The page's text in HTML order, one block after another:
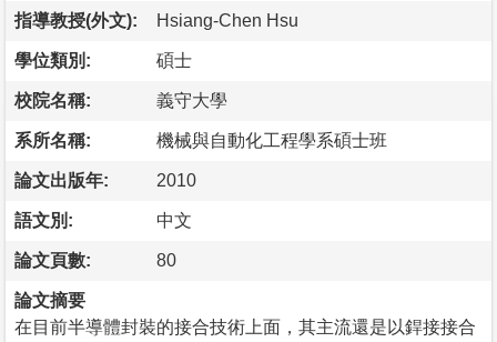
指導教授(外文): Hsiang-Chen Hsu
學位類別: 碩士
校院名稱: 義守大學
系所名稱: 機械與自動化工程學系碩士班
論文出版年: 2010
語文別: 中文
論文頁數: 80
論文摘要
在目前半導體封裝的接合技術上面，其主流還是以銲接接合